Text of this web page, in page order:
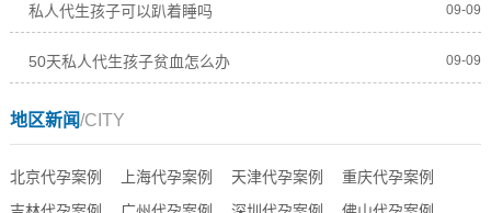
私人代生孩子可以趴着睡吗 09-09
50天私人代生孩子贫血怎么办 09-09
地区新闻/CITY
北京代孕案例 上海代孕案例 天津代孕案例
重庆代孕案例